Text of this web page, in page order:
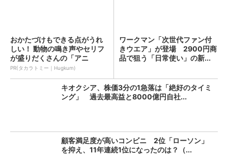
おかたづけもできる点がうれ
しい！ 動物の鳴き声やセリフ
が盛りだくさんの「アニ
ア ...
PR(タカラトミー｜Hugkum)
ワークマン「次世代ファン付
きウエア」が登場 2900円商
品で狙う「日常使い」の新...
キオクシア、株価3分の1急落は「絶好のタイミ
ング」 過去最高益と8000億円自社...
顧客満足度が高いコンビニ 2位「ローソン」
を抑え、11年連続1位になったのは？（...